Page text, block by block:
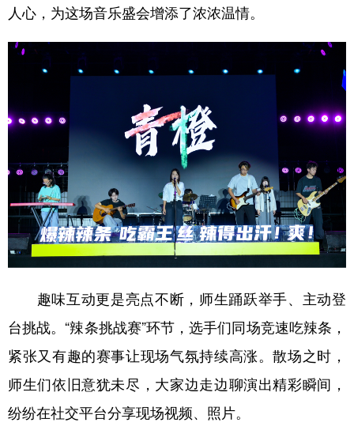
Deutsch Português
人心，为这场音乐盛会增添了浓浓温情。
趣味互动更是亮点不断，师生踊跃举手、主动登
台挑战。“辣条挑战赛”环节，选手们同场竞速吃辣条，
紧张又有趣的赛事让现场气氛持续高涨。散场之时，
师生们依旧意犹未尽，大家边走边聊演出精彩瞬间，
纷纷在社交平台分享现场视频、照片。